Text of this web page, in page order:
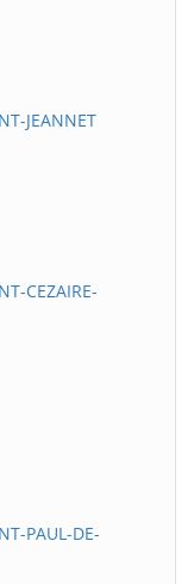
JEANNET
CEZAIRE-
PAUL-DE-